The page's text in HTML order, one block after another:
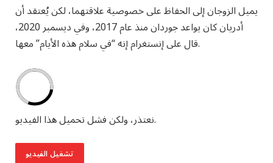
يميل الزوجان إلى الحفاظ على خصوصية علاقتهما، لكن يُعتقد أن
أدريان كان يواعد جوردان منذ عام 2017، وفي ديسمبر 2020،
قال على إنستغرام إنه “في سلام هذه الأيام” معها.
نعتذر، ولكن فشل تحميل هذا الفيديو.
تشغيل الفيديو